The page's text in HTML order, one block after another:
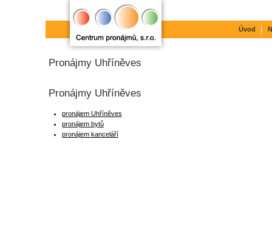
Pronájmy Uhříněves
Pronájmy Uhříněves
pronájem Uhříněves
pronájem bytů
pronájem kanceláří
Úvod